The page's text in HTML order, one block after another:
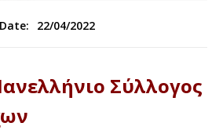
Date: 22/04/2022
Σύλλογος